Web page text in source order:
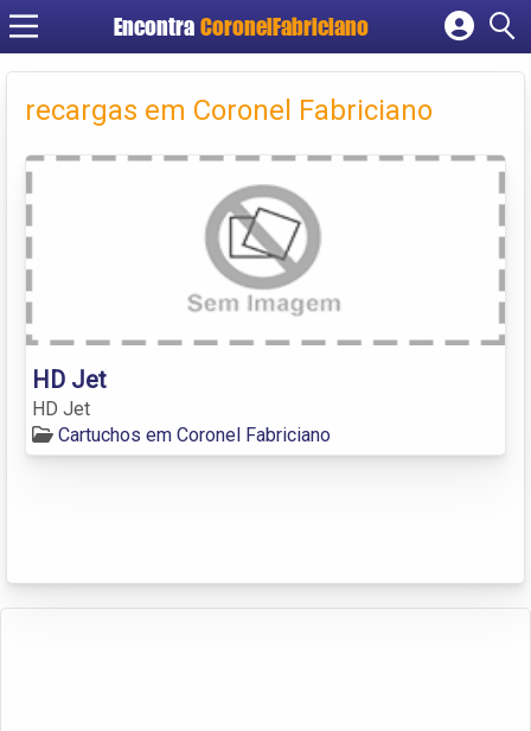
Encontra CoronelFabriciano
Cadastrar empresa
Criar conta
recargas em Coronel Fabriciano
HD Jet
HD Jet
Cartuchos em Coronel Fabriciano